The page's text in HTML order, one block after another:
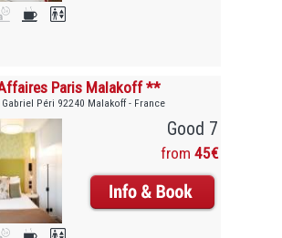
Paris Malakoff **
Péri 92240 Malakoff - France
Good 7
from 45€